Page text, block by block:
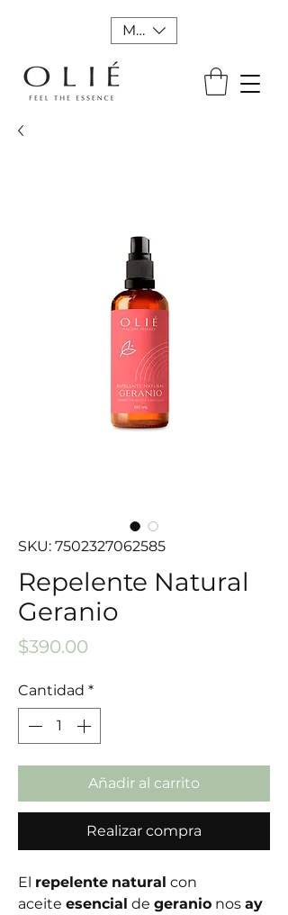
MXN ($)
SKU: 7502327062585
Repelente Natural
Geranio
$390.00
Cantidad *
Añadir al carrito
Realizar compra
El repelente natural con
aceite esencial de geranio nos ay